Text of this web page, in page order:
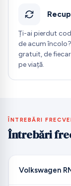
Ți-ai pierdut
de acum
gratuit, de
pe viață.
ÎNTREBĂRI
Întrebări
Volkswagen